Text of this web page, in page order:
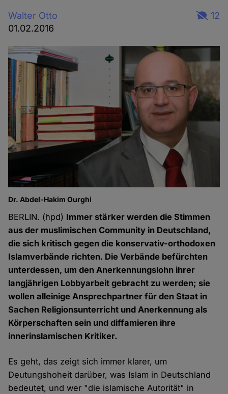
Walter Otto
01.02.2016
12
Dr. Abdel-Hakim Ourghi
BERLIN. (hpd) Immer stärker werden die Stimmen
aus der muslimischen Community in Deutschland,
die sich kritisch gegen die konservativ-orthodoxen
Islamverbände richten. Die Verbände befürchten
unterdessen, um den Anerkennungslohn ihrer
langjährigen Lobbyarbeit gebracht zu werden; sie
wollen alleinige Ansprechpartner für den Staat in
Sachen Religionsunterricht und Anerkennung als
Körperschaften sein und diffamieren ihre
innerinslamischen Kritiker.
Es geht, das zeigt sich immer klarer, um
Deutungshoheit darüber, was Islam in Deutschland
bedeutet, und wer "die islamische Autorität" in